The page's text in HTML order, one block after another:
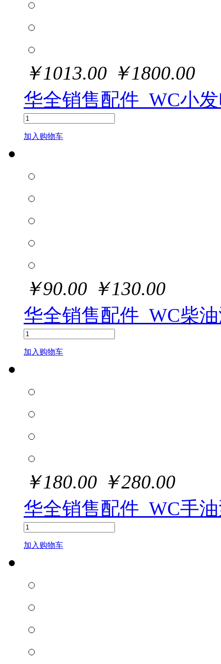
￥1013.00 ￥1800.00
华全销售配件_WC小
加入购物车
￥90.00 ￥130.00
华全销售配件_WC柴
加入购物车
￥180.00 ￥280.00
华全销售配件_WC手
加入购物车